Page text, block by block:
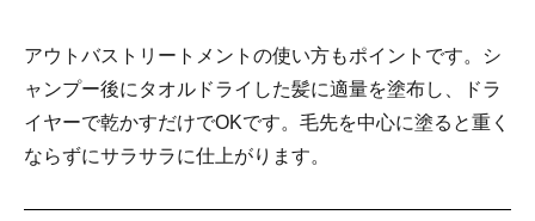
アウトバストリートメントの使い方もポイントです。シ
ャンプー後にタオルドライした髪に適量を塗布し、ドラ
イヤーで乾かすだけでOKです。毛先を中心に塗ると重く
ならずにサラサラに仕上がります。